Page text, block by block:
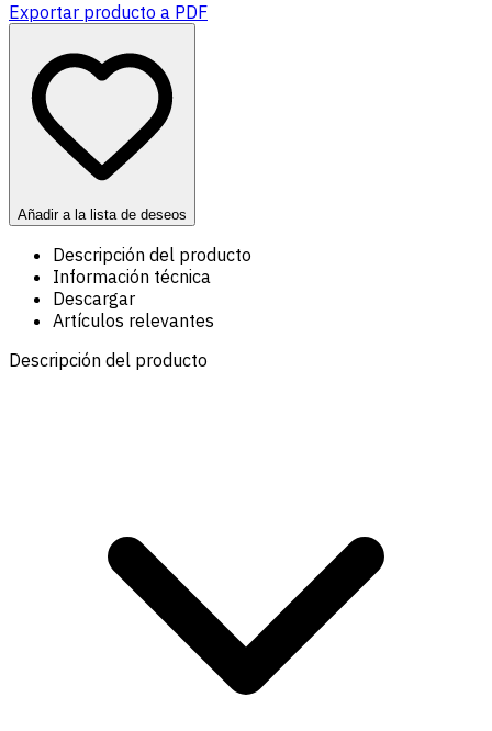
Exportar producto a PDF
Añadir a la lista de deseos
Descripción del producto
Información técnica
Descargar
Artículos relevantes
Descripción del producto